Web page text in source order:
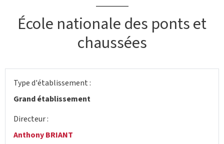
École nationale des ponts et
chaussées
Type d'établissement :
Grand établissement
Directeur :
Anthony BRIANT